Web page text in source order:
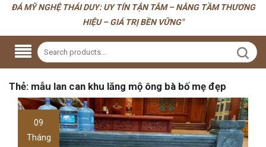
ĐÁ MỸ NGHỆ THÁI DUY: UY TÍN TẬN TÂM – NÂNG TẦM THƯƠNG
HIỆU – GIÁ TRỊ BỀN VỮNG"
Thẻ: mẫu lan can khu lăng mộ ông bà bố mẹ đẹp
09
Tháng